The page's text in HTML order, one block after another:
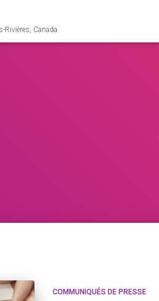
Rivières, Canada
COMMUNIQUÉS DE PRESSE